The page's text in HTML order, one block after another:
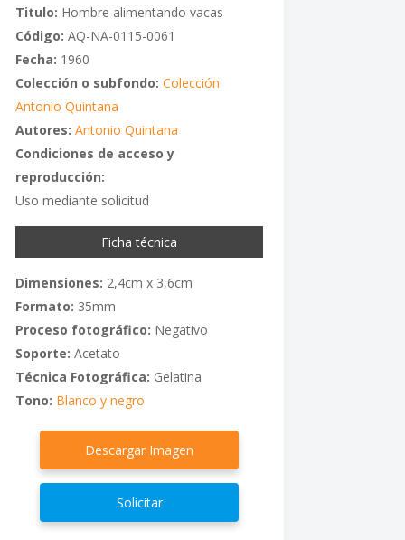
Titulo: Hombre alimentando vacas
Código: AQ-NA-0115-0061
Fecha: 1960
Colección o subfondo: Colección
Antonio Quintana
Autores: Antonio Quintana
Condiciones de acceso y
reproducción:
Uso mediante solicitud
Ficha técnica
Dimensiones: 2,4cm x 3,6cm
Formato: 35mm
Proceso fotográfico: Negativo
Soporte: Acetato
Técnica Fotográfica: Gelatina
Tono: Blanco y negro
Descargar Imagen
Solicitar